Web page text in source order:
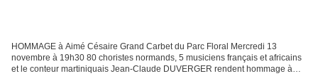
HOMMAGE à Aimé Césaire Grand Carbet du Parc Floral Mercredi 13
novembre à 19h30 80 choristes normands, 5 musiciens français et africains
et le conteur martiniquais Jean-Claude DUVERGER rendent hommage à